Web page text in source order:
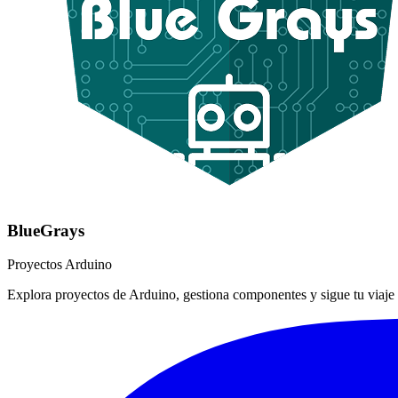
BlueGrays
Proyectos Arduino
Explora proyectos de Arduino, gestiona componentes y sigue tu viaje